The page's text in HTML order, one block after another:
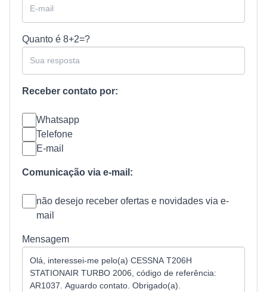
Quanto é 8+2=?
Receber contato por:
Whatsapp
Telefone
E-mail
Comunicação via e-mail:
não desejo receber ofertas e novidades via e-
mail
Mensagem